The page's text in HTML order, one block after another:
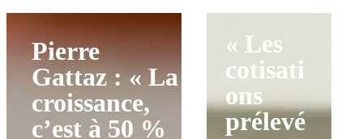
Pierre
Gattaz : « La
croissance,
c’est à 50 %
« Les
cotisati
ons
prélevé